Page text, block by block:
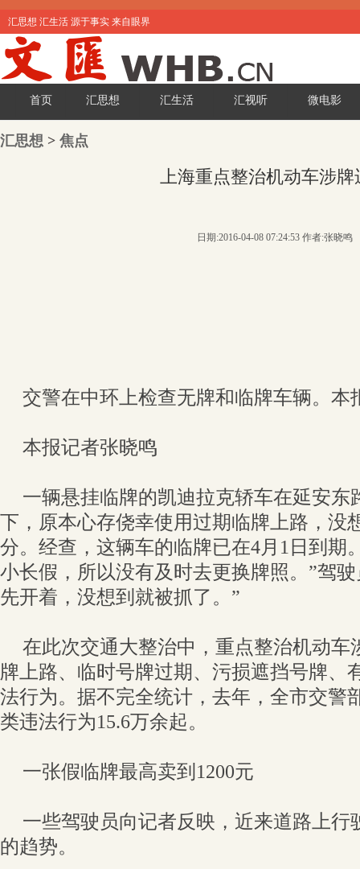
汇思想 汇生活 源于事实 来自眼界
首页 汇思想 汇生活 汇视听 微电影
汇思想 > 焦点
上海重点整治机动车涉牌
日期:2016-04-08 07:24:53 作者:张晓鸣
交警在中环上检查无牌和临牌车辆。本
本报记者张晓鸣
一辆悬挂临牌的凯迪拉克轿车在延安东
下，原本心存侥幸使用过期临牌上路，没
分。经查，这辆车的临牌已在4月1日到期
小长假，所以没有及时去更换牌照。”驾
先开着，没想到就被抓了。”
在此次交通大整治中，重点整治机动车
牌上路、临时号牌过期、污损遮挡号牌、
法行为。据不完全统计，去年，全市交警
类违法行为15.6万余起。
一张假临牌最高卖到1200元
一些驾驶员向记者反映，近来道路上行
的趋势。